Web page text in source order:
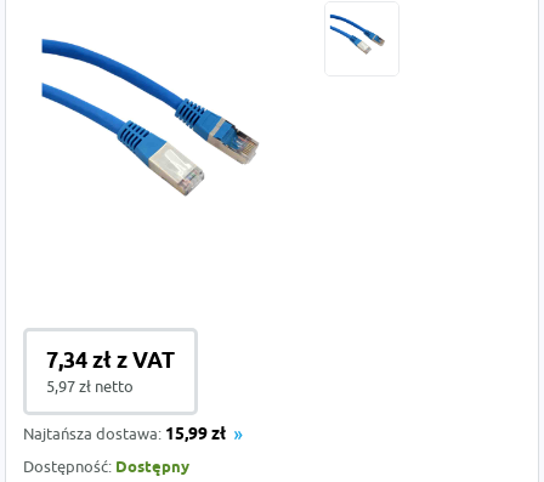
7,34 zł z VAT
5,97 zł netto
Najtańsza dostawa: 15,99 zł
Dostępność: Dostępny